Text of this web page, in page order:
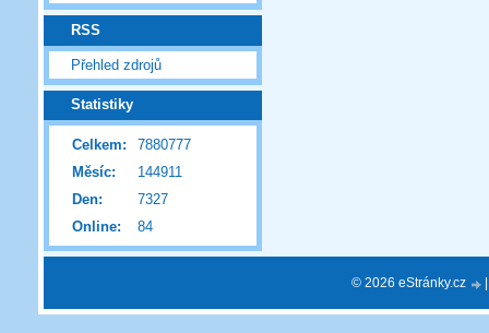
RSS
Přehled zdrojů
Statistiky
Online: 84
Celkem:
7880777
Měsíc:
144911
Den:
7327
© 2026 eStránky.cz